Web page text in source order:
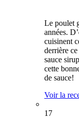
Le poulet
années.
cuisinent
derrière
sauce
cette
de sauce!
Voir la
17